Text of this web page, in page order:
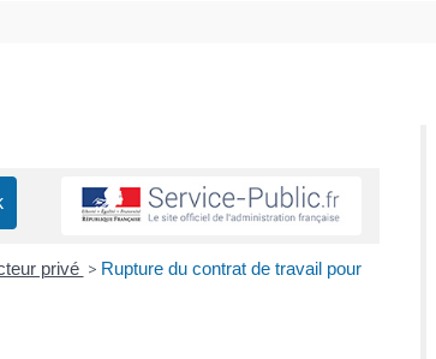
privé > Rupture du contrat de travail pour